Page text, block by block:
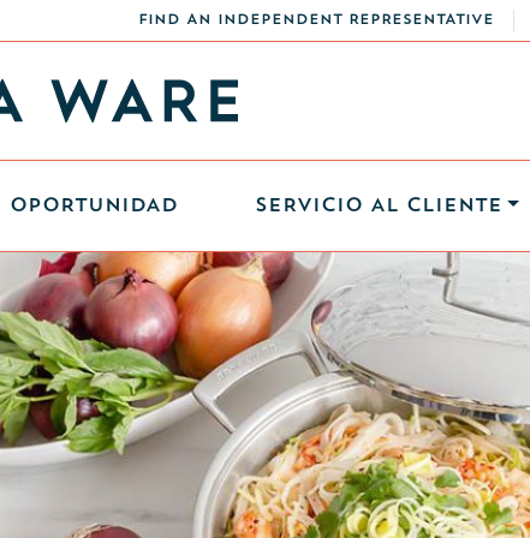
FIND AN INDEPENDENT REPRESENTATIVE
OPORTUNIDAD SERVICIO AL CLIENTE